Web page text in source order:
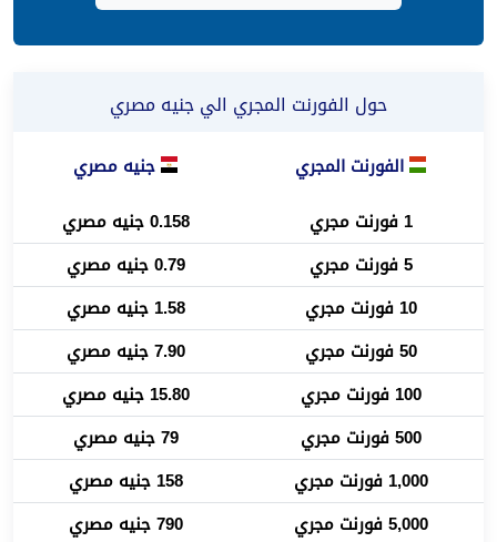
حول الفورنت المجري الي جنيه مصري
الفورنت المجري
جنيه مصري
1 فورنت مجري
0.158 جنيه مصري
5 فورنت مجري
0.79 جنيه مصري
10 فورنت مجري
1.58 جنيه مصري
50 فورنت مجري
7.90 جنيه مصري
100 فورنت مجري
15.80 جنيه مصري
500 فورنت مجري
79 جنيه مصري
1,000 فورنت مجري
158 جنيه مصري
5,000 فورنت مجري
790 جنيه مصري